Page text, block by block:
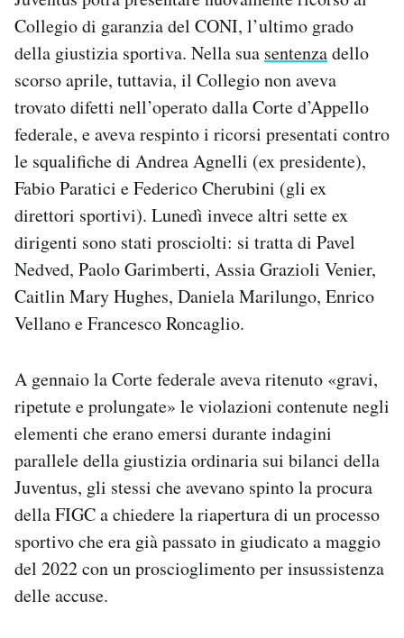
Collegio di garanzia del CONI, l’ultimo grado
della giustizia sportiva. Nella sua sentenzadello
scorso aprile, tuttavia, il Collegio non aveva
trovato difetti nell’operato dalla Corte d’Appello
federale, e aveva respinto i ricorsi presentati contro
le squalifiche di Andrea Agnelli (ex presidente),
Fabio Paratici e Federico Cherubini (gli ex
direttori sportivi). Lunedì invece altri sette ex
dirigenti sono stati prosciolti: si tratta di Pavel
Nedved, Paolo Garimberti, Assia Grazioli Venier,
Caitlin Mary Hughes, Daniela Marilungo, Enrico
Vellano e Francesco Roncaglio.
A gennaio la Corte federale aveva ritenuto «gravi,
ripetute e prolungate» le violazioni contenute negli
elementi che erano emersi durante indagini
parallele della giustizia ordinaria sui bilanci della
Juventus, gli stessi che avevano spinto la procura
della FIGC a chiedere la riapertura di un processo
sportivo che era già passato in giudicato a maggio
del 2022 con un proscioglimento per insussistenza
delle accuse.